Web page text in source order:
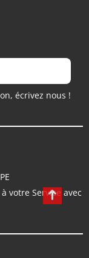
écrivez nous !
votre Service avec